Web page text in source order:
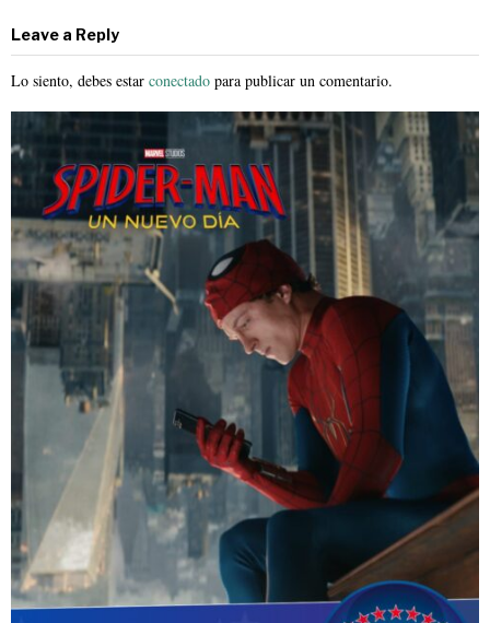
Leave a Reply
Lo siento, debes estar conectado para publicar un comentario.